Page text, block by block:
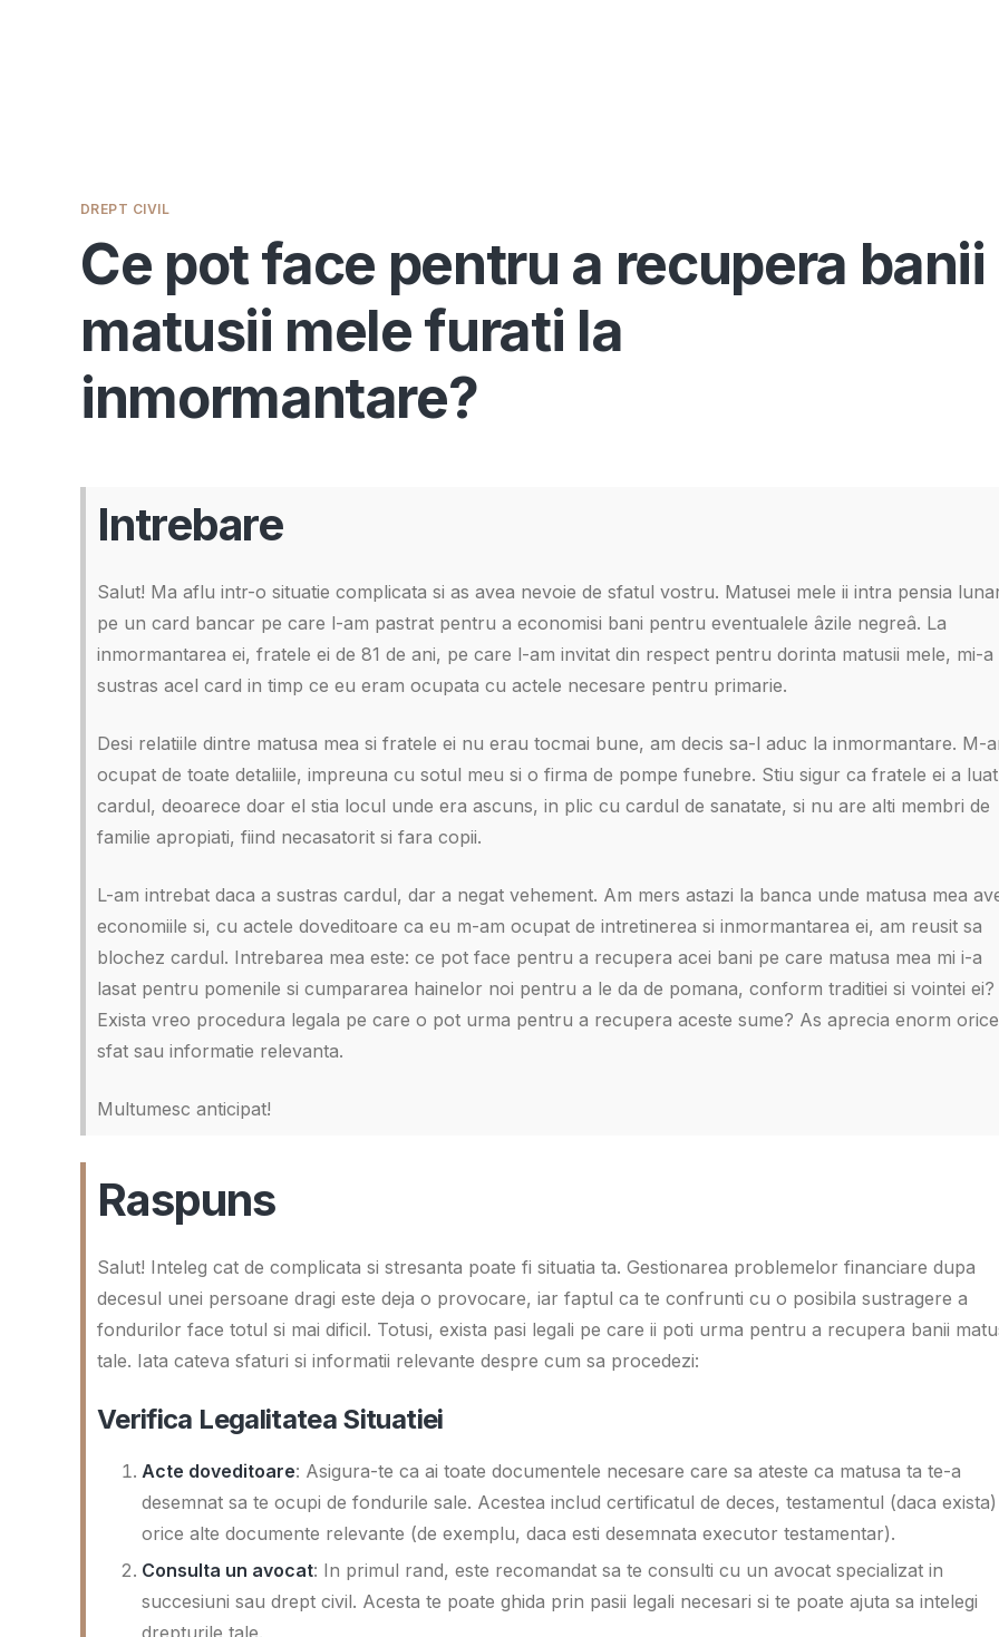
DREPT CIVIL
Ce pot face pentru a recupera banii
matusii mele furati la
inmormantare?
Intrebare
Salut! Ma aflu intr-o situatie complicata si as avea nevoie de sfatul vostru. Matusei mele ii intra pensia
pe un card bancar pe care l-am pastrat pentru a economisi bani pentru eventualele âzile negreâ. La
inmormantarea ei, fratele ei de 81 de ani, pe care l-am invitat din respect pentru dorinta matusii mele, mi-a
sustras acel card in timp ce eu eram ocupata cu actele necesare pentru primarie.
Desi relatiile dintre matusa mea si fratele ei nu erau tocmai bune, am decis sa-l aduc la inmormantare. M-
ocupat de toate detaliile, impreuna cu sotul meu si o firma de pompe funebre. Stiu sigur ca fratele ei a luat
cardul, deoarece doar el stia locul unde era ascuns, in plic cu cardul de sanatate, si nu are alti membri de
familie apropiati, fiind necasatorit si fara copii.
L-am intrebat daca a sustras cardul, dar a negat vehement. Am mers astazi la banca unde matusa mea
economiile si, cu actele doveditoare ca eu m-am ocupat de intretinerea si inmormantarea ei, am reusit sa
blochez cardul. Intrebarea mea este: ce pot face pentru a recupera acei bani pe care matusa mea mi i-a
lasat pentru pomenile si cumpararea hainelor noi pentru a le da de pomana, conform traditiei si vointei ei?
Exista vreo procedura legala pe care o pot urma pentru a recupera aceste sume? As aprecia enorm orice
sfat sau informatie relevanta.
Multumesc anticipat!
Raspuns
Salut! Inteleg cat de complicata si stresanta poate fi situatia ta. Gestionarea problemelor financiare dupa
decesul unei persoane dragi este deja o provocare, iar faptul ca te confrunti cu o posibila sustragere a
fondurilor face totul si mai dificil. Totusi, exista pasi legali pe care ii poti urma pentru a recupera banii
tale. Iata cateva sfaturi si informatii relevante despre cum sa procedezi:
Verifica Legalitatea Situatiei
Acte doveditoare: Asigura-te ca ai toate documentele necesare care sa ateste ca matusa ta te-a
desemnat sa te ocupi de fondurile sale. Acestea includ certificatul de deces, testamentul (daca
orice alte documente relevante (de exemplu, daca esti desemnata executor testamentar).
Consulta un avocat: In primul rand, este recomandat sa te consulti cu un avocat specializat in
succesiuni sau drept civil. Acesta te poate ghida prin pasii legali necesari si te poate ajuta sa intelegi
drepturile tale.